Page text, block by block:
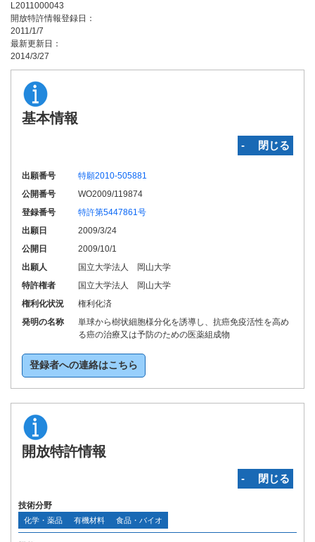
L2011000043
開放特許情報登録日：
2011/1/7
最新更新日：
2014/3/27
基本情報
‐ 閉じる
出願番号
特願2010-505881
公開番号
WO2009/119874
登録番号
特許第5447861号
出願日
2009/3/24
公開日
2009/10/1
出願人
国立大学法人 岡山大学
特許権者
国立大学法人 岡山大学
権利化状況
権利化済
発明の名称
単球から樹状細胞様分化を誘導し、抗癌免疫活性を高め
る癌の治療又は予防のための医薬組成物
登録者への連絡はこちら
開放特許情報
‐ 閉じる
技術分野
化学・薬品 有機材料 食品・バイオ